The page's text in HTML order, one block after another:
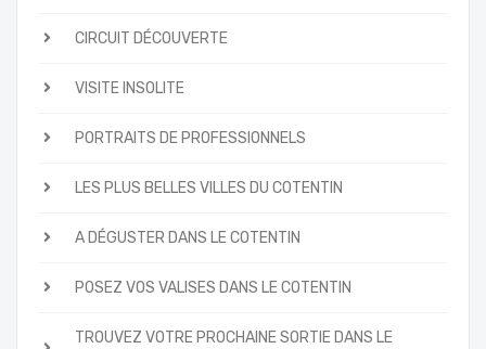
CIRCUIT DÉCOUVERTE
VISITE INSOLITE
PORTRAITS DE PROFESSIONNELS
LES PLUS BELLES VILLES DU COTENTIN
A DÉGUSTER DANS LE COTENTIN
POSEZ VOS VALISES DANS LE COTENTIN
TROUVEZ VOTRE PROCHAINE SORTIE DANS LE